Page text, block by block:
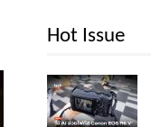
Hot Issue